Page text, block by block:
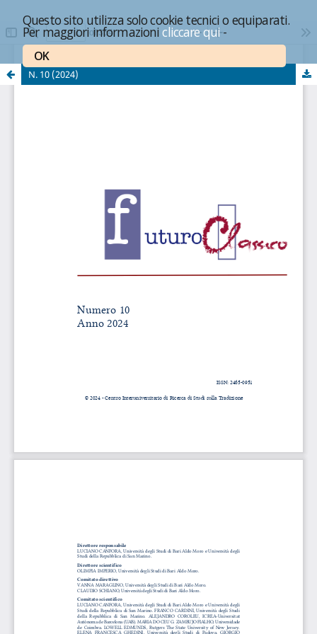
Questo sito utilizza solo cookie tecnici o equiparati.
Per maggiori informazionicliccare qui-
OK
N. 10 (2024)